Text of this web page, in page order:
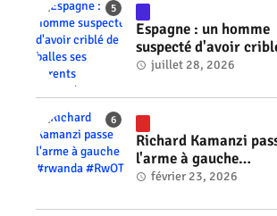
Espagne : un homme
suspecté d'avoir
de balles ses parents
juillet 28, 2026
Richard Kamanzi
l'arme à gauche
#rwanda #RwOT
février 23, 2026